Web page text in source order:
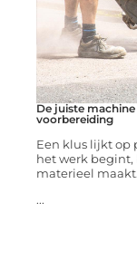
De juiste
voorbereiding
Een klus lijkt op
het werk begint,
materieel
...